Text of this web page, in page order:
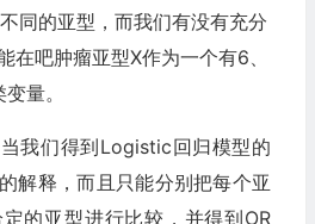
同的亚型，而我们有没有充分
在吧肿瘤亚型X作为一个有6、
量。
我们得到Logistic回归模型的
解释，而且只能分别把每个亚
的亚型进行比较，并得到OR